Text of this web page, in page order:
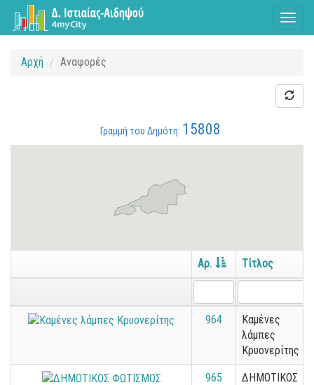
Αρχή Αναφορές
Γραμμή του Δημότη: 15808
Αρ. Τίτλος
964
Καμένες
λάμπες
Κρυονερίτης
965
ΔΗΜΟΤΙΚΟΣ